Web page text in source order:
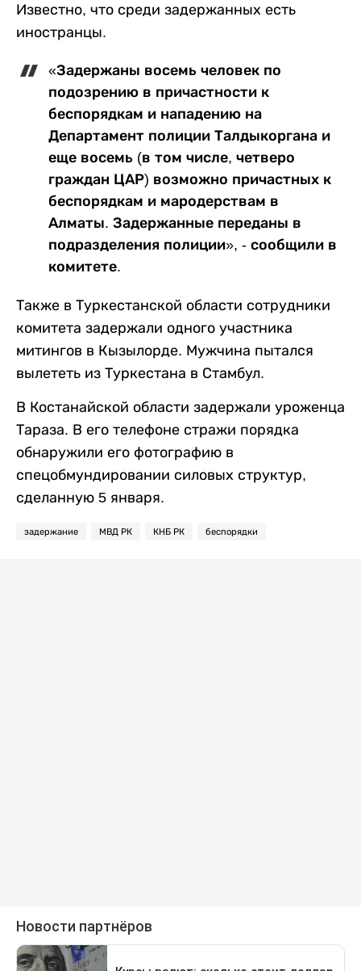
Известно, что среди задержанных есть
иностранцы.
«Задержаны восемь человек по
подозрению в причастности к
беспорядкам и нападению на
Департамент полиции Талдыкоргана и
еще восемь (в том числе, четверо
граждан ЦАР) возможно причастных к
беспорядкам и мародерствам в
Алматы. Задержанные переданы в
подразделения полиции», - сообщили в
комитете.
Также в Туркестанской области сотрудники
комитета задержали одного участника
митингов в Кызылорде. Мужчина пытался
вылететь из Туркестана в Стамбул.
В Костанайской области задержали уроженца
Тараза. В его телефоне стражи порядка
обнаружили его фотографию в
спецобмундировании силовых структур,
сделанную 5 января.
задержание МВД РК КНБ РК беспорядки